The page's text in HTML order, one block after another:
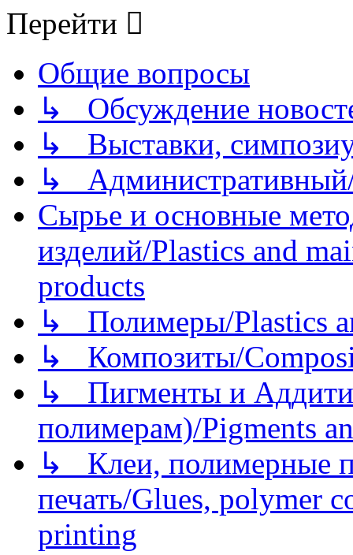
Перейти
Общие вопросы
↳ Обсуждение
↳ Выставки,
↳
Сырье и основные
изделий/Plastics and
products
↳ Полимеры/Plastics
↳ Композиты/
↳ Пигменты и
полимерам)/Pigments
↳ Клеи, полимерные
печать/Glues, polymer
printing